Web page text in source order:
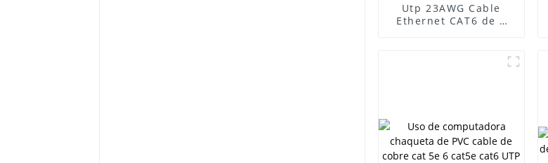
Utp 23AWG Cable
Ethernet CAT6 de 4